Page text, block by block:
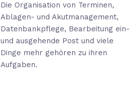
Die Organisation von Terminen,
Ablagen- und Akutmanagement,
Datenbankpflege, Bearbeitung ein-
und ausgehende Post und viele
Dinge mehr gehören zu ihren
Aufgaben.